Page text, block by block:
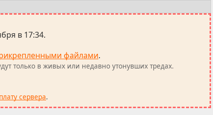
в 17:34.
файлами.
только в живых или недавно утонувших тредах.
сервера.